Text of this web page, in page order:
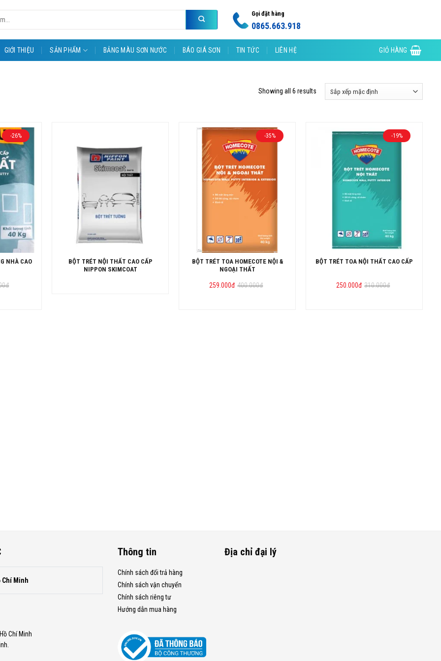
Gọi đặt hàng
0865.663.918
GIỚI THIỆU SẢN PHẨM BẢNG MÀU SƠN NƯỚC BÁO GIÁ SƠN TIN TỨC LIÊN HỆ GIỎ HÀNG
Showing all 6 results
-26%
NHÀ CAO
đ
BỘT TRÉT NỘI THẤT CAO CẤP
NIPPON SKIMCOAT
-35%
BỘT TRÉT TOA HOMECOTE NỘI &
NGOẠI THẤT
400.000đ
Giá
259.000đ Giá
-19%
BỘT TRÉT TOA NỘI THẤT CAO CẤP
310.000đ
Giá
250.000đ Giá
Chí Minh
Chí Minh
Thông tin
Chính sách đổi trả hàng
Chính sách vận chuyển
Chính sách riêng tư
Hướng dẫn mua hàng
Địa chỉ đại lý